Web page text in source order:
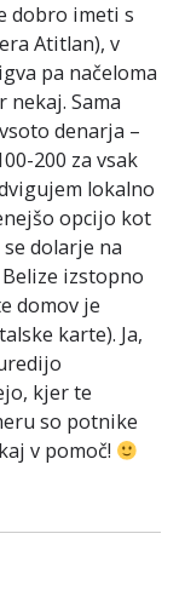
dobro imeti s
Atitlan), v
pa načeloma
Sama
denarja –
200 za vsak
lokalno
opcijo kot
dolarje na
izstopno
domov je
karte). Ja,
kjer te
so potnike
v pomoč!